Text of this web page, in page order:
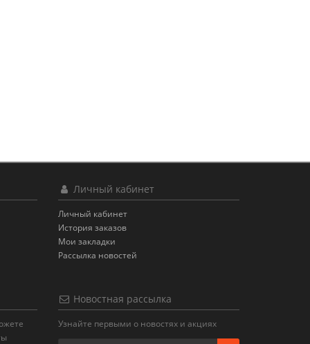
Личный кабинет
Личный кабинет
История заказов
Мои закладки
Рассылка новостей
Новостная рассылка
Узнайте первыми о новостях и акциях